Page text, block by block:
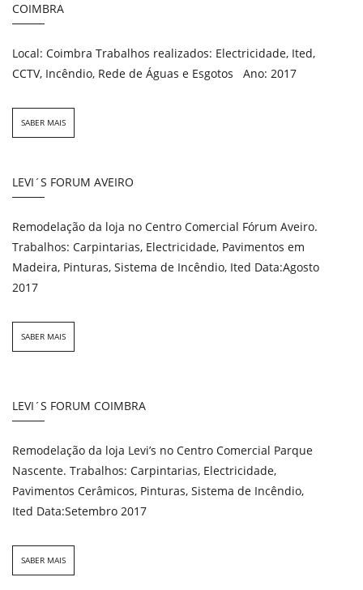
COIMBRA
Local: Coimbra Trabalhos realizados: Electricidade, Ited,
CCTV, Incêndio, Rede de Águas e Esgotos Ano: 2017
SABER MAIS
LEVI´S FORUM AVEIRO
Remodelação da loja no Centro Comercial Fórum Aveiro.
Trabalhos: Carpintarias, Electricidade, Pavimentos em
Madeira, Pinturas, Sistema de Incêndio, Ited Data:Agosto
2017
SABER MAIS
LEVI´S FORUM COIMBRA
Remodelação da loja Levi’s no Centro Comercial Parque
Nascente. Trabalhos: Carpintarias, Electricidade,
Pavimentos Cerâmicos, Pinturas, Sistema de Incêndio,
Ited Data:Setembro 2017
SABER MAIS